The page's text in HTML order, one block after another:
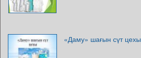
«Даму» шағын сүт цехы